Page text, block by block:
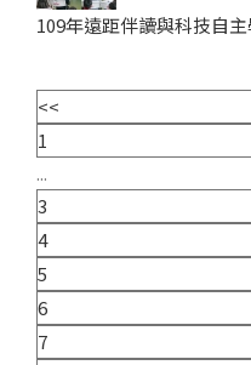
109年遠距伴讀與科技自
<<
1
...
3
4
5
6
7